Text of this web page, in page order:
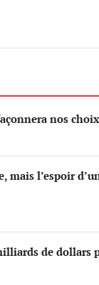
nos
mais l’espoir
de dollars